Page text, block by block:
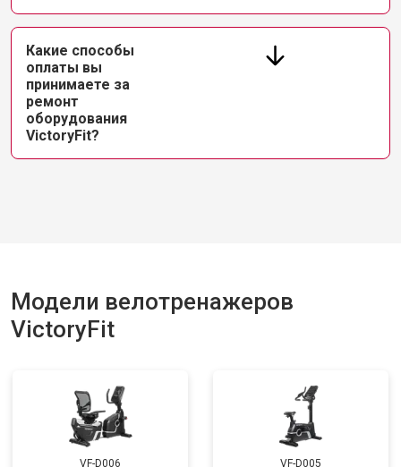
Какие способы
оплаты вы
принимаете за
ремонт
оборудования
VictoryFit?
Модели велотренажеров
VictoryFit
VF-D006 VF-D005